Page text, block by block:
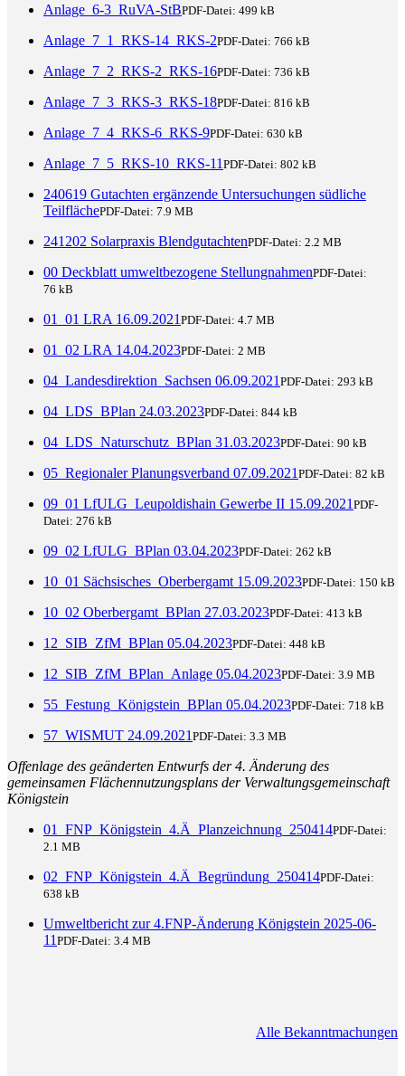
Anlage_6-3_RuVA-StBPDF-Datei: 499 kB
Anlage_7_1_RKS-14_RKS-2PDF-Datei: 766 kB
Anlage_7_2_RKS-2_RKS-16PDF-Datei: 736 kB
Anlage_7_3_RKS-3_RKS-18PDF-Datei: 816 kB
Anlage_7_4_RKS-6_RKS-9PDF-Datei: 630 kB
Anlage_7_5_RKS-10_RKS-11 PDF-Datei: 802 kB
240619 Gutachten ergänzende Untersuchungen südliche
TeilflächePDF-Datei: 7.9 MB
241202 Solarpraxis BlendgutachtenPDF-Datei: 2.2 MB
00 Deckblatt umweltbezogene StellungnahmenPDF-Datei:
76 kB
01_01 LRA 16.09.2021 PDF-Datei: 4.7 MB
01_02 LRA 14.04.2023PDF-Datei: 2 MB
04_Landesdirektion_Sachsen 06.09.2021 PDF-Datei: 293 kB
04_LDS_BPlan 24.03.2023PDF-Datei: 844 kB
04_LDS_Naturschutz_BPlan 31.03.2023PDF-Datei: 90 kB
05_Regionaler Planungsverband 07.09.2021 PDF-Datei: 82 kB
09_01 LfULG_Leupoldishain Gewerbe II 15.09.2021 PDF-
Datei: 276 kB
09_02 LfULG_BPlan 03.04.2023PDF-Datei: 262 kB
10_01 Sächsisches_Oberbergamt 15.09.2023PDF-Datei: 150 kB
10_02 Oberbergamt_BPlan 27.03.2023PDF-Datei: 413 kB
12_SIB_ZfM_BPlan 05.04.2023PDF-Datei: 448 kB
12_SIB_ZfM_BPlan_Anlage 05.04.2023PDF-Datei: 3.9 MB
55_Festung_Königstein_BPlan 05.04.2023PDF-Datei: 718 kB
57_WISMUT 24.09.2021 PDF-Datei: 3.3 MB
Offenlage des geänderten Entwurfs der 4. Änderung des
gemeinsamen Flächennutzungsplans der Verwaltungsgemeinschaft
Königstein
01_FNP_Königstein_4.Ä_Planzeichnung_250414PDF-Datei:
2.1 MB
02_FNP_Königstein_4.Ä_Begründung_250414PDF-Datei:
638 kB
Umweltbericht zur 4.FNP-Änderung Königstein 2025-06-
11 PDF-Datei: 3.4 MB
Alle Bekanntmachungen